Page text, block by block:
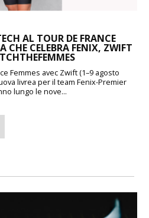
AL TOUR DE FRANCE
CHE CELEBRA FENIX, ZWIFT
Femmes avec Zwift (1–9 agosto
livrea per il team Fenix-Premier
lungo le nove...